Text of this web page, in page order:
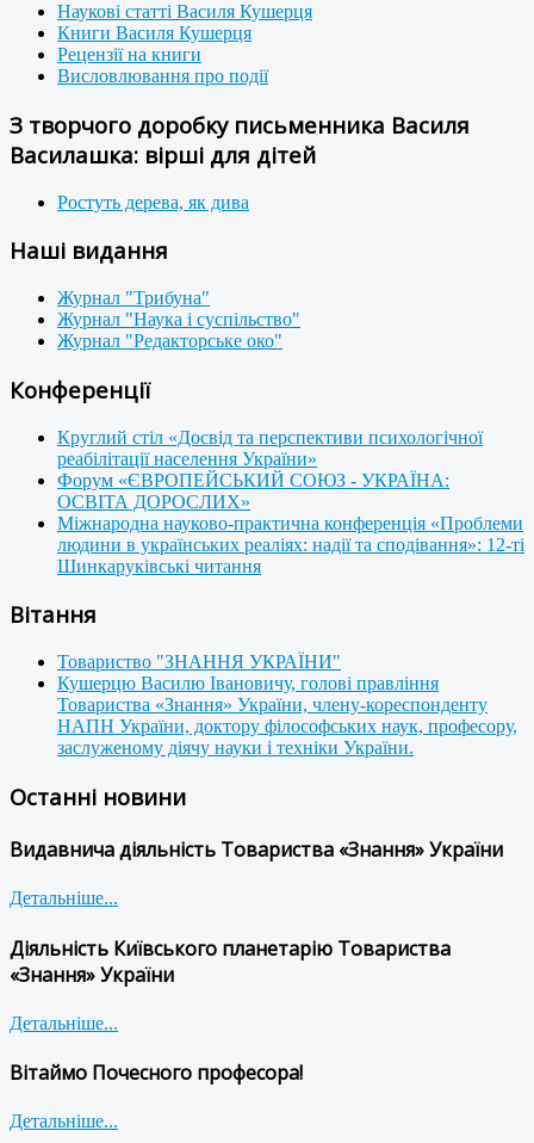
Наукові статті Василя Кушерця
Книги Василя Кушерця
Рецензії на книги
Висловлювання про події
З творчого доробку письменника Василя
Василашка: вірші для дітей
Ростуть дерева, як дива
Наші видання
Журнал "Трибуна"
Журнал "Наука і суспільство"
Журнал "Редакторське око"
Конференції
Круглий стіл «Досвід та перспективи психологічної
реабілітації населення України»
Форум «ЄВРОПЕЙСЬКИЙ СОЮЗ - УКРАЇНА:
ОСВІТА ДОРОСЛИХ»
Міжнародна науково-практична конференція «Проблеми
людини в українських реаліях: надії та сподівання»: 12-ті
Шинкаруківські читання
Вітання
Товариство "ЗНАННЯ УКРАЇНИ"
Кушерцю Василю Івановичу, голові правління
Товариства «Знання» України, члену-кореспонденту
НАПН України, доктору філософських наук, професору,
заслуженому діячу науки і техніки України.
Останні новини
Видавнича діяльність Товариства «Знання» України
Детальніше...
Діяльність Київського планетарію Товариства
«Знання» України
Детальніше...
Вітаймо Почесного професора!
Детальніше...